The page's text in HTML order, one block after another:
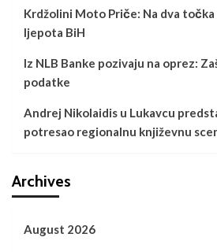
Krdžolini Moto Priče: Na dva
ljepota BiH
Iz NLB Banke pozivaju na oprez:
podatke
Andrej Nikolaidis u Lukavcu
potresao regionalnu književnu
Archives
August 2026